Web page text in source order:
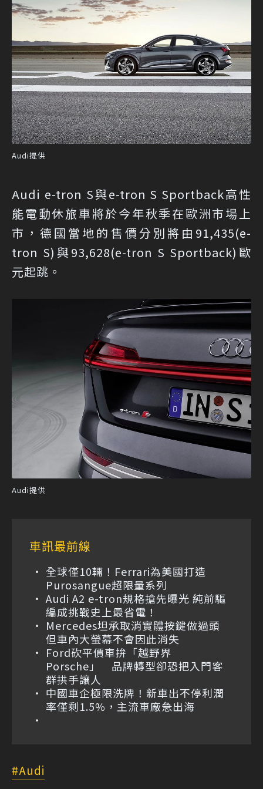
Audi提供
Audi e-tron S與e-tron S Sportback高性
能電動休旅車將於今年秋季在歐洲市場上
市，德國當地的售價分別將由91,435(e-
tron S)與93,628(e-tron S Sportback)歐
元起跳。
Audi提供
車訊最前線
全球僅10輛！Ferrari為美國打造
Purosangue超限量系列
Audi A2 e-tron規格搶先曝光 純前驅
編成挑戰史上最省電！
Mercedes坦承取消實體按鍵做過頭
但車內大螢幕不會因此消失
Ford砍平價車拚「越野界
Porsche」 品牌轉型卻恐把入門客
群拱手讓人
中國車企極限洗牌！新車出不停利潤
率僅剩1.5%，主流車廠急出海
Audi